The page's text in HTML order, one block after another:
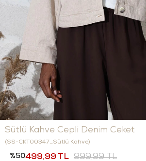
Sütlü Kahve Cepli Denim Ceket
(SS-CKT00347_Sütlü Kahve)
50 999,99 TL
499,99 TL